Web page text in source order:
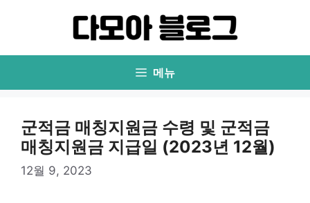
로
너
메뉴
군적금 매칭지원금 수령 및 군적금
매칭지원금 지급일 (2023년 12월)
12월 9, 2023